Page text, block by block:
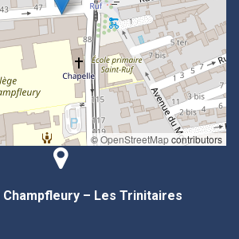
©OpenStreetMapcontributors
Champfleury – Les Trinitaires